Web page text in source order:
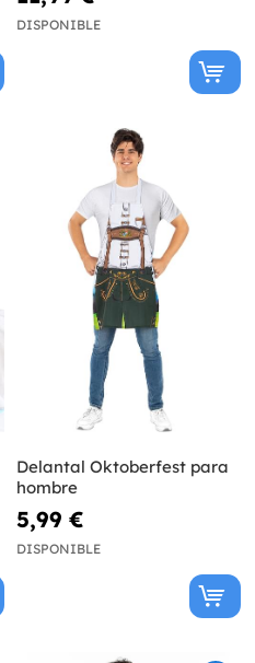
DISPONIBLE
Delantal Oktoberfest para
hombre
5,99 €
DISPONIBLE